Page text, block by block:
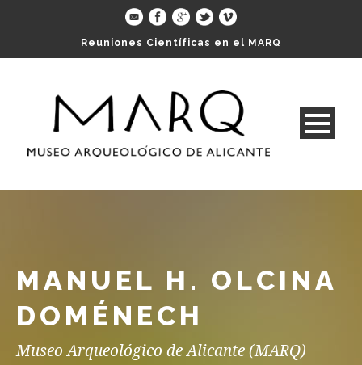
Reuniones Científicas en el MARQ
MANUEL H. OLCINA
DOMÉNECH
Museo Arqueológico de Alicante (MARQ)